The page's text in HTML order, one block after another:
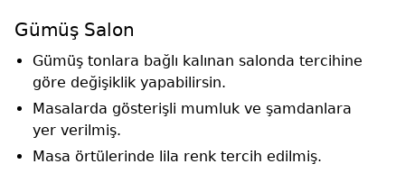
Gümüş Salon
Gümüş tonlara bağlı kalınan salonda tercihine
göre değişiklik yapabilirsin.
Masalarda gösterişli mumluk ve şamdanlara
yer verilmiş.
Masa örtülerinde lila renk tercih edilmiş.